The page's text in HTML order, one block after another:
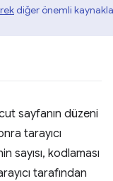
diğer önemli
sayfanın düzeni
tarayıcı
sayısı, kodlaması
tarafından